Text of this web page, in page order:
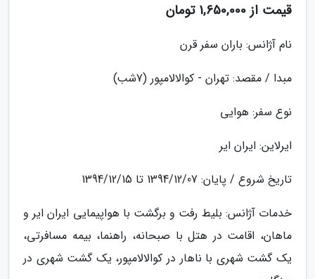
قیمت از 1,650,000 تومان
نام آژانس: باران سفر قرن
مبدا / مقصد: تهران - کوالالامپور (7شب)
نوع سفر: هوایی
ایرلاین: ایران ایر
تاریخ شروع / پایان: 1394/12/07 تا 1394/12/15
خدمات آژانس: بلیط رفت و برگشت با هواپیمایی ایران ایر و
ماهان، اقامت در هتل با صبحانه، راهنما، بیمه مسافرتی،
یک گشت شهری با ناهار در کوالالامپور، یک گشت شهری در